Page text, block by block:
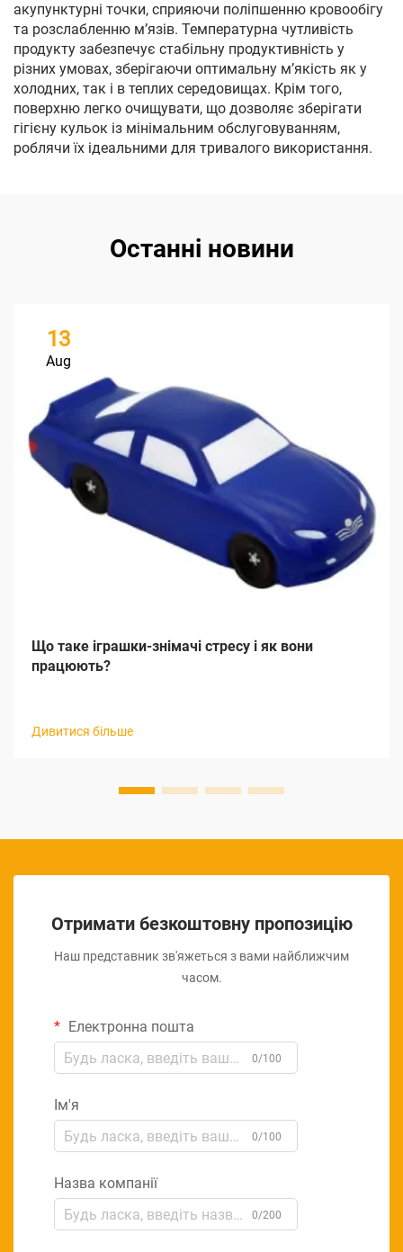
акупунктурні точки, сприяючи поліпшенню кровообігу
та розслабленню м’язів. Температурна чутливість
продукту забезпечує стабільну продуктивність у
різних умовах, зберігаючи оптимальну м’якість як у
холодних, так і в теплих середовищах. Крім того,
поверхню легко очищувати, що дозволяє зберігати
гігієну кульок із мінімальним обслуговуванням,
роблячи їх ідеальними для тривалого використання.
Останні новини
13
Aug
Що таке іграшки-знімачі стресу і як вони
працюють?
Дивитися більше
Отримати безкоштовну пропозицію
Наш представник зв'яжеться з вами найближчим
часом.
Електронна пошта
0/100
Ім'я
0/100
Назва компанії
0/200